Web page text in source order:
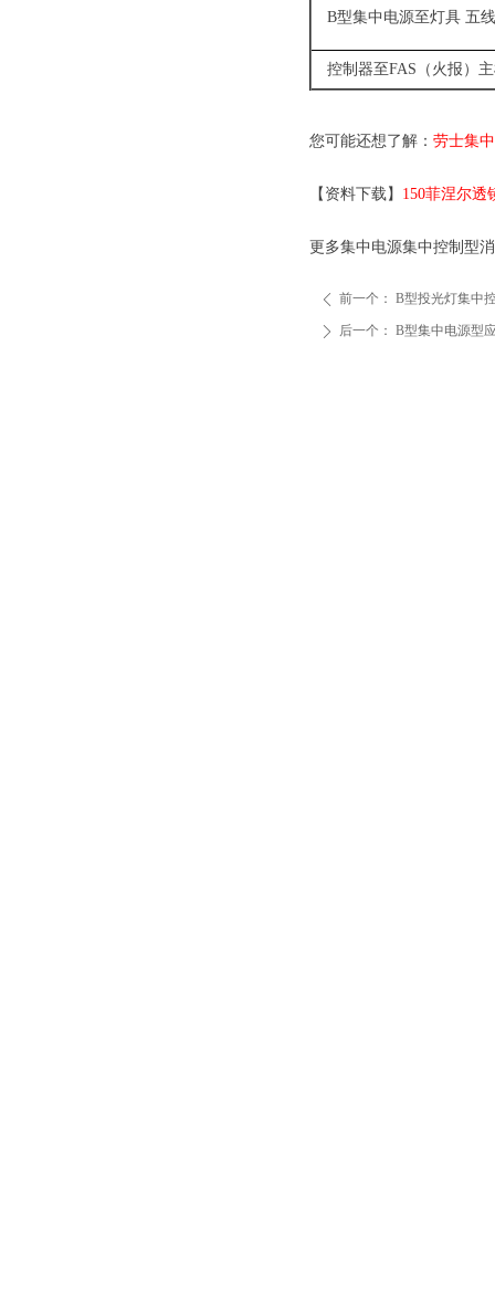
ꄴ 前一个： B型投光灯集中
ꄲ 后一个： B型集中电源型
B型集中电源至灯具 五
控制器至FAS（火报）
您可能还想了解： 劳士集
【资料下载】 150菲涅尔透
更多集中电源集中控制型